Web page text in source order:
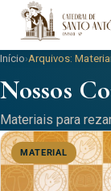
Início›Arquivos:
Nossos
Materiais para
MATERIAL